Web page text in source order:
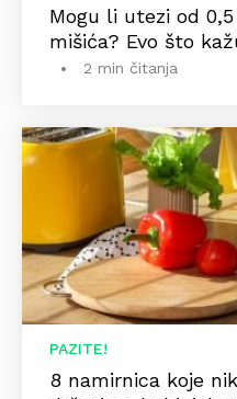
Mogu li utezi od
mišića? Evo što
2 min čitanja
PAZITE!
8 namirnica koje